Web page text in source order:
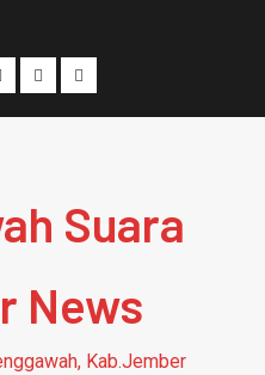
Suara
News
Kab.Jember